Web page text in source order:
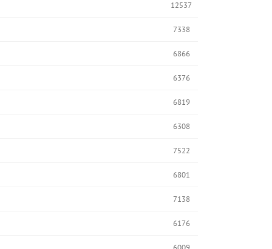
12537
7338
6866
6376
6819
6308
7522
6801
7138
6176